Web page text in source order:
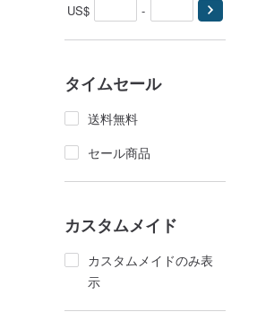
US$ -
タイムセール
送料無料
セール商品
カスタムメイド
カスタムメイドのみ表
示